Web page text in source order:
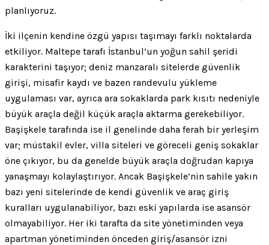
planlıyoruz.
İki ilçenin kendine özgü yapısı taşımayı farklı noktalarda
etkiliyor. Maltepe tarafı İstanbul’un yoğun sahil şeridi
karakterini taşıyor; deniz manzaralı sitelerde güvenlik
girişi, misafir kaydı ve bazen randevulu yükleme
uygulaması var, ayrıca ara sokaklarda park kısıtı nedeniyle
büyük araçla değil küçük araçla aktarma gerekebiliyor.
Başişkele tarafında ise il genelinde daha ferah bir yerleşim
var; müstakil evler, villa siteleri ve göreceli geniş sokaklar
öne çıkıyor, bu da genelde büyük araçla doğrudan kapıya
yanaşmayı kolaylaştırıyor. Ancak Başişkele’nin sahile yakın
bazı yeni sitelerinde de kendi güvenlik ve araç giriş
kuralları uygulanabiliyor, bazı eski yapılarda ise asansör
olmayabiliyor. Her iki tarafta da site yönetiminden veya
apartman yönetiminden önceden giriş/asansör izni